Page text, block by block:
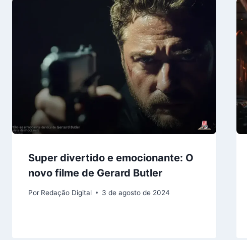
Super divertido e emocionante: O
novo filme de Gerard Butler
Por Redação Digital 3 de agosto de 2024